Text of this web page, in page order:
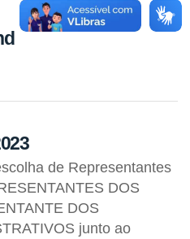
de Representantes
DOS
DOS
junto ao